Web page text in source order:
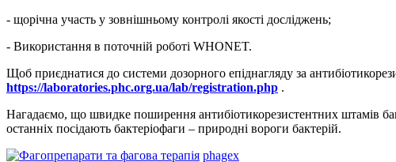
- щорічна участь у зовнішньому контролі якості досліджень;
- Використання в поточній роботі WHONET.
Щоб приєднатися до системи дозорного епіднагляду за
https://laboratories.phc.org.ua/lab/registration.php .
Нагадаємо, що швидке поширення антибіотикорезистентних штамів
останніх посідають бактеріофаги – природні вороги бактерій.
phagex